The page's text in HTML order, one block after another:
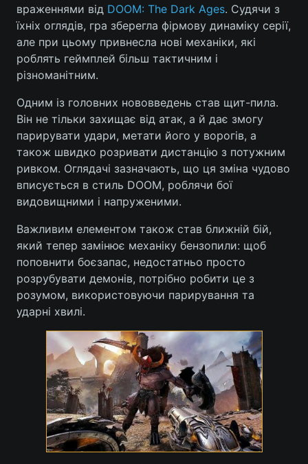
Головна
Україна Політика
Економіка Світ
Техно і зв'язок Лайт
Інциденти
Здоров'я Туризм
Цікавинки Погода
Екологія
Лонгріди
Відео з Youtube Статті
Інтерв'ю Думки
Архів Вакансії
враженнями від DOOM: The Dark Ages. Судячи з
їхніх оглядів, гра зберегла фірмову динаміку серії,
але при цьому привнесла нові механіки, які
роблять геймплей більш тактичним і
різноманітним.
Одним із головних нововведень став щит-пила.
Він не тільки захищає від атак, а й дає змогу
парирувати удари, метати його у ворогів, а
також швидко розривати дистанцію з потужним
ривком. Оглядачі зазначають, що ця зміна чудово
вписується в стиль DOOM, роблячи бої
видовищними і напруженими.
Важливим елементом також став ближній бій,
який тепер замінює механіку бензопили: щоб
поповнити боєзапас, недостатньо просто
розрубувати демонів, потрібно робити це з
розумом, використовуючи парирування та
ударні хвилі.